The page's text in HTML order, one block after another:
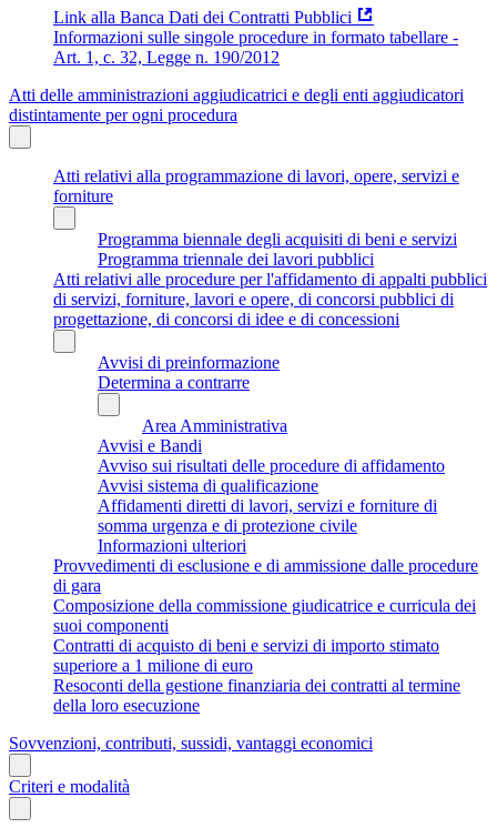
Link alla Banca Dati dei Contratti Pubblici
Informazioni sulle singole procedure in formato tabellare -
Art. 1, c. 32, Legge n. 190/2012
Atti delle amministrazioni aggiudicatrici e degli enti aggiudicatori
distintamente per ogni procedura
Atti relativi alla programmazione di lavori, opere, servizi e
forniture
Programma biennale degli acquisiti di beni e servizi
Programma triennale dei lavori pubblici
Atti relativi alle procedure per l'affidamento di appalti pubblici
di servizi, forniture, lavori e opere, di concorsi pubblici di
progettazione, di concorsi di idee e di concessioni
Avvisi di preinformazione
Determina a contrarre
Area Amministrativa
Avvisi e Bandi
Avviso sui risultati delle procedure di affidamento
Avvisi sistema di qualificazione
Affidamenti diretti di lavori, servizi e forniture di
somma urgenza e di protezione civile
Informazioni ulteriori
Provvedimenti di esclusione e di ammissione dalle procedure
di gara
Composizione della commissione giudicatrice e curricula dei
suoi componenti
Contratti di acquisto di beni e servizi di importo stimato
superiore a 1 milione di euro
Resoconti della gestione finanziaria dei contratti al termine
della loro esecuzione
Sovvenzioni, contributi, sussidi, vantaggi economici
Criteri e modalità